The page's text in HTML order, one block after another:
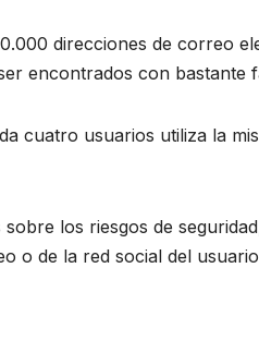
direcciones de correo
encontrados con bastante
cuatro usuarios utiliza la
los riesgos de
o de la red social del